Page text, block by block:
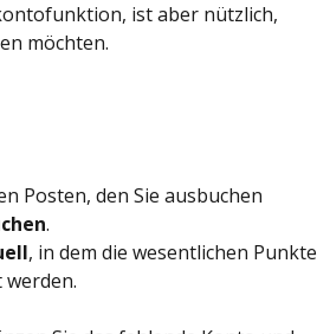
ist aber nützlich,
möchten.
Posten, den Sie ausbuchen
.
, in dem die wesentlichen Punkte